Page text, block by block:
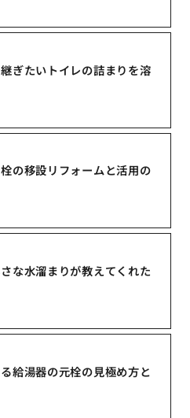
ぎたいトイレの詰まりを溶
の移設リフォームと活用の
な水溜まりが教えてくれた
給湯器の元栓の見極め方と